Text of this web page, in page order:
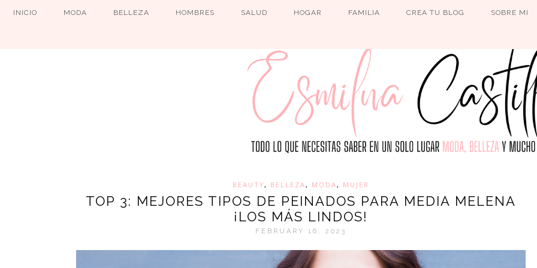
INICIO MODA BELLEZA HOMBRES SALUD HOGAR FAMILIA CREA TU BLOG SOBRE MI
BEAUTY, BELLEZA, MODA, MUJER
TOP 3: MEJORES TIPOS DE PEINADOS PARA MEDIA MELENA
¡LOS MÁS LINDOS!
FEBRUARY 16, 2023